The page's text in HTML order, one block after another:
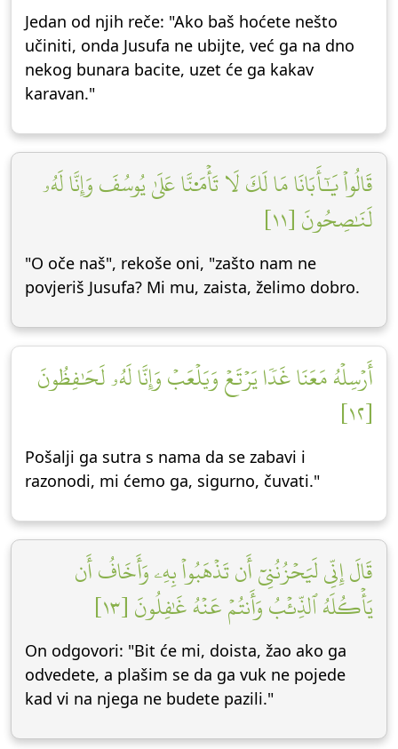
Jedan od njih reče: "Ako baš hoćete nešto
učiniti, onda Jusufa ne ubijte, već ga na dno
nekog bunara bacite, uzet će ga kakav
karavan."
قَالُواْ يَٰٓأَبَانَا مَا لَكَ لَا تَأۡمَ۬نَّا عَلَىٰ يُوسُفَ وَإِنَّا لَهُۥ
لَنَٰصِحُونَ [١١]
"O oče naš", rekoše oni, "zašto nam ne
povjeriš Jusufa? Mi mu, zaista, želimo dobro.
أَرۡسِلۡهُ مَعَنَا غَدٗا يَرۡتَعۡ وَيَلۡعَبۡ وَإِنَّا لَهُۥ لَحَٰفِظُونَ
[١٢]
Pošalji ga sutra s nama da se zabavi i
razonodi, mi ćemo ga, sigurno, čuvati."
قَالَ إِنِّي لَيَحۡزُنُنِيٓ أَن تَذۡهَبُواْ بِهِۦ وَأَخَافُ أَن
يَأۡكُلَهُ ٱلذِّئۡبُ وَأَنتُمۡ عَنۡهُ غَٰفِلُونَ [١٣]
On odgovori: "Bit će mi, doista, žao ako ga
odvedete, a plašim se da ga vuk ne pojede
kad vi na njega ne budete pazili."